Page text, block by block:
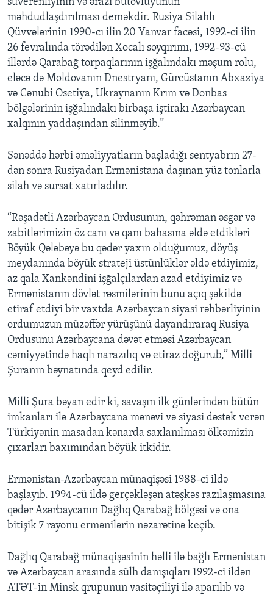
suverenliyinin və ərazi bütövlüyünün
məhdudlaşdırılması deməkdir. Rusiya Silahlı
Qüvvələrinin 1990-cı ilin 20 Yanvar facəsi, 1992-ci ilin
26 fevralında törədilən Xocalı soyqırımı, 1992-93-cü
illərdə Qarabağ torpaqlarının işğalındakı məşum rolu,
eləcə də Moldovanın Dnestryanı, Gürcüstanın Abxaziya
və Cənubi Osetiya, Ukraynanın Krım və Donbas
bölgələrinin işğalındakı birbaşa iştirakı Azərbaycan
xalqının yaddaşından silinməyib.”
Sənəddə hərbi əməliyyatların başladığı sentyabrın 27-
dən sonra Rusiyadan Ermənistana daşınan yüz tonlarla
silah və sursat xatırladılır.
“Rəşadətli Azərbaycan Ordusunun, qəhrəman əsgər və
zabitlərimizin öz canı və qanı bahasına əldə etdikləri
Böyük Qələbəyə bu qədər yaxın olduğumuz, döyüş
meydanında böyük strateji üstünlüklər əldə etdiyimiz,
az qala Xankəndini işğalçılardan azad etdiyimiz və
Ermənistanın dövlət rəsmilərinin bunu açıq şəkildə
etiraf etdiyi bir vaxtda Azərbaycan siyasi rəhbərliyinin
ordumuzun müzəffər yürüşünü dayandıraraq Rusiya
Ordusunu Azərbaycana dəvət etməsi Azərbaycan
cəmiyyətində haqlı narazılıq və etiraz doğurub,” Milli
Şuranın bəynatında qeyd edilir.
Milli Şura bəyan edir ki, savaşın ilk günlərindən bütün
imkanları ilə Azərbaycana mənəvi və siyasi dəstək verən
Türkiyənin masadan kənarda saxlanılması ölkəmizin
çıxarları baxımından böyük itkidir.
Ermənistan-Azərbaycan münaqişəsi 1988-ci ildə
başlayıb. 1994-cü ildə gerçəkləşən atəşkəs razılaşmasına
qədər Azərbaycanın Dağlıq Qarabağ bölgəsi və ona
bitişik 7 rayonu ermənilərin nəzarətinə keçib.
Dağlıq Qarabağ münaqişəsinin həlli ilə bağlı Ermənistan
və Azərbaycan arasında sülh danışıqları 1992-ci ildən
ATƏT-in Minsk qrupunun vasitəçiliyi ilə aparılıb və